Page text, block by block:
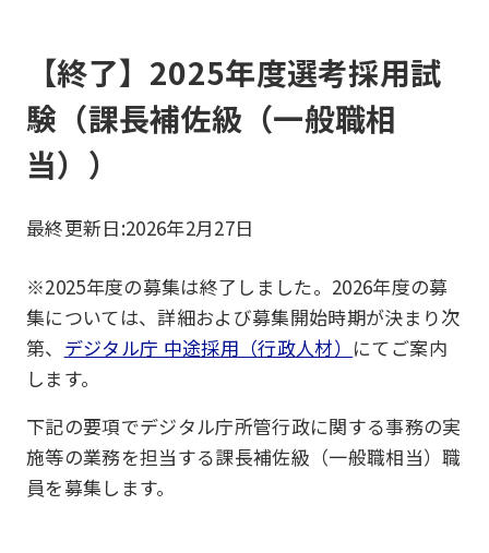
【終了】2025年度選考採用試
験（課長補佐級（一般職相
当））
最終更新日:2026年2月27日
※2025年度の募集は終了しました。2026年度の募
集については、詳細および募集開始時期が決まり次
第、 デジタル庁 中途採用（行政人材） にてご案内
します。
下記の要項でデジタル庁所管行政に関する事務の実
施等の業務を担当する課長補佐級（一般職相当）職
員を募集します。